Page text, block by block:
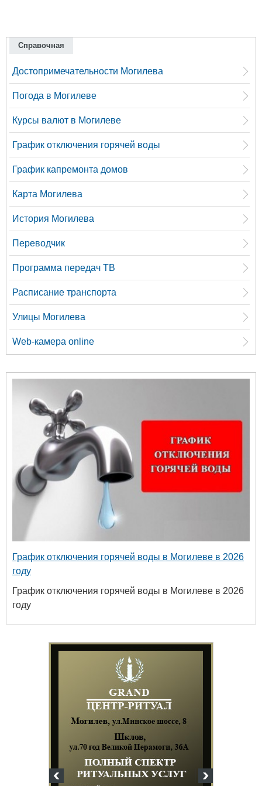
Справочная
Достопримечательности Могилева
Погода в Могилеве
Курсы валют в Могилеве
График отключения горячей воды
График капремонта домов
Карта Могилева
История Могилева
Переводчик
Программа передач ТВ
Расписание транспорта
Улицы Могилева
Web-камера online
График отключения горячей воды в Могилеве в 2026
году
График отключения горячей воды в Могилеве в 2026
году